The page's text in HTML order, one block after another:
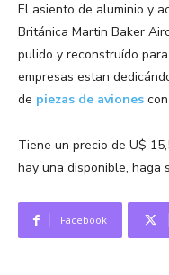
El asiento de aluminio y
Británica Martin Baker
pulido y reconstruído
empresas estan
de piezas de aviones
Tiene un precio de U$
hay una disponible, haga
Facebook